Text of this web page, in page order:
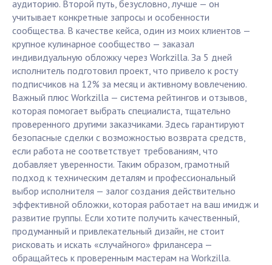
аудиторию. Второй путь, безусловно, лучше — он
учитывает конкретные запросы и особенности
сообщества. В качестве кейса, один из моих клиентов —
крупное кулинарное сообщество — заказал
индивидуальную обложку через Workzilla. За 5 дней
исполнитель подготовил проект, что привело к росту
подписчиков на 12% за месяц и активному вовлечению.
Важный плюс Workzilla — система рейтингов и отзывов,
которая помогает выбрать специалиста, тщательно
проверенного другими заказчиками. Здесь гарантируют
безопасные сделки с возможностью возврата средств,
если работа не соответствует требованиям, что
добавляет уверенности. Таким образом, грамотный
подход к техническим деталям и профессиональный
выбор исполнителя — залог создания действительно
эффективной обложки, которая работает на ваш имидж и
развитие группы. Если хотите получить качественный,
продуманный и привлекательный дизайн, не стоит
рисковать и искать «случайного» фрилансера —
обращайтесь к проверенным мастерам на Workzilla.